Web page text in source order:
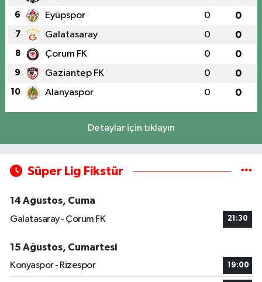
6 Eyüpspor 0 0
7 Galatasaray 0 0
8 Çorum FK 0 0
9 Gaziantep FK 0 0
10 Alanyaspor 0 0
Detaylar için tıklayın
Süper Lig Fikstür
14 Ağustos, Cuma
Galatasaray - Çorum FK
21:30
15 Ağustos, Cumartesi
Konyaspor - Rizespor
19:00